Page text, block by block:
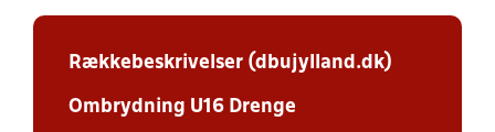
Rækkebeskrivelser (dbujylland.dk)
Ombrydning U16 Drenge